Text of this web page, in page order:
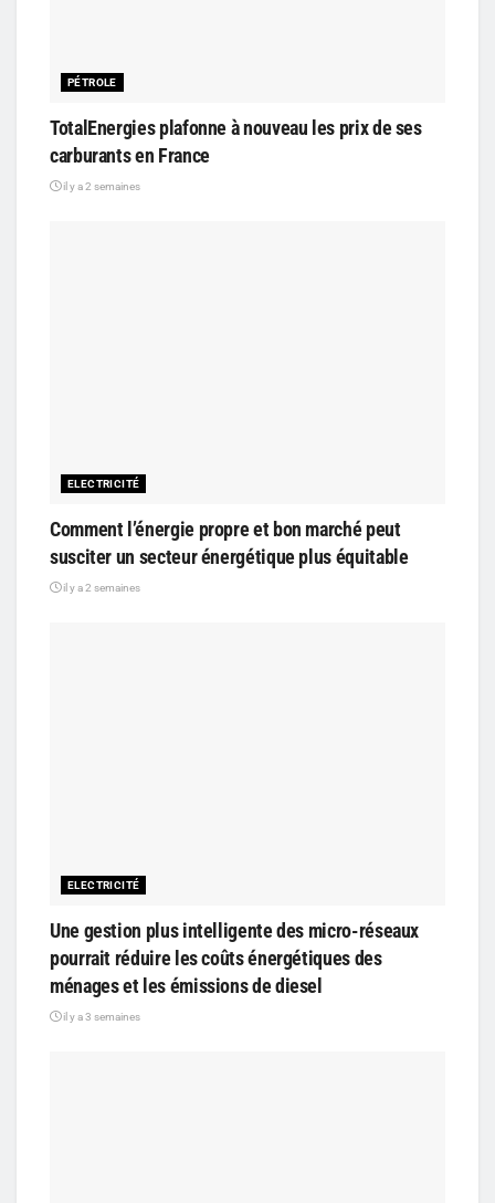
PÉTROLE
TotalEnergies plafonne à nouveau les prix de ses
carburants en France
il y a 2 semaines
ELECTRICITÉ
Comment l’énergie propre et bon marché peut
susciter un secteur énergétique plus équitable
il y a 2 semaines
ELECTRICITÉ
Une gestion plus intelligente des micro-réseaux
pourrait réduire les coûts énergétiques des
ménages et les émissions de diesel
il y a 3 semaines